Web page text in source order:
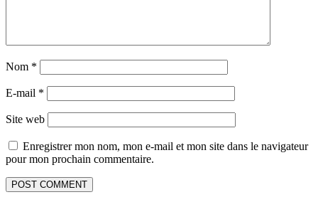
Nom *
E-mail *
Site web
Enregistrer mon nom, mon e-mail et mon site dans le navigateur
pour mon prochain commentaire.